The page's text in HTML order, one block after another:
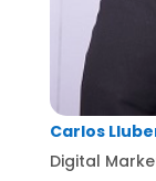
Carlos
Digital